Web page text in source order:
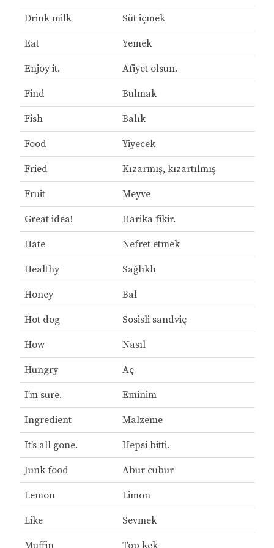
Drink milk Süt içmek
Eat Yemek
Enjoy it. Afiyet olsun.
Find Bulmak
Fish Balık
Food Yiyecek
Fried Kızarmış, kızartılmış
Fruit Meyve
Great idea! Harika fikir.
Hate Nefret etmek
Healthy Sağlıklı
Honey Bal
Hot dog Sosisli sandviç
How Nasıl
Hungry Aç
I’m sure. Eminim
Ingredient Malzeme
It’s all gone. Hepsi bitti.
Junk food Abur cubur
Lemon Limon
Like Sevmek
Muffin Top kek